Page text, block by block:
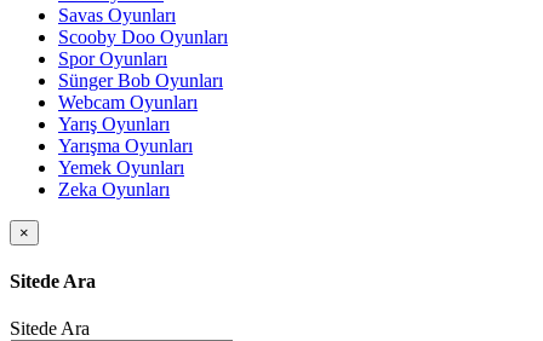
Savas Oyunları
Scooby Doo Oyunları
Spor Oyunları
Sünger Bob Oyunları
Webcam Oyunları
Yarış Oyunları
Yarışma Oyunları
Yemek Oyunları
Zeka Oyunları
×
Sitede Ara
Sitede Ara